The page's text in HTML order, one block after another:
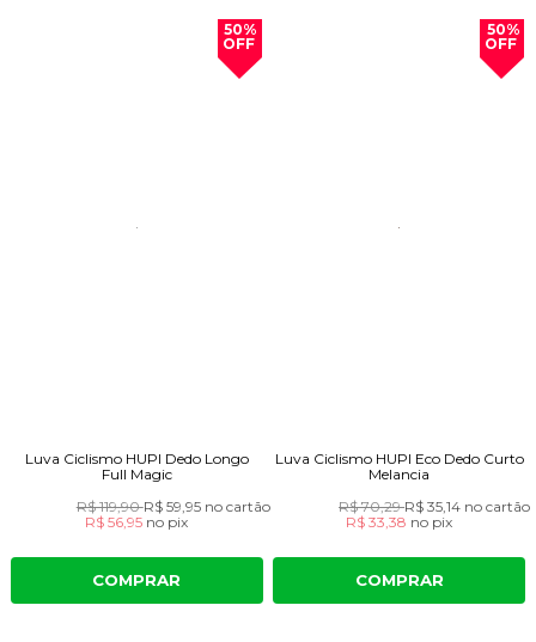
50%
OFF
Luva Ciclismo HUPI Dedo Longo
Full Magic
R$ 119,90R$ 59,95 no cartão
R$ 56,95 no pix
COMPRAR
50%
OFF
Luva Ciclismo HUPI Eco Dedo Curto
Melancia
R$ 70,29R$ 35,14 no cartão
R$ 33,38 no pix
COMPRAR